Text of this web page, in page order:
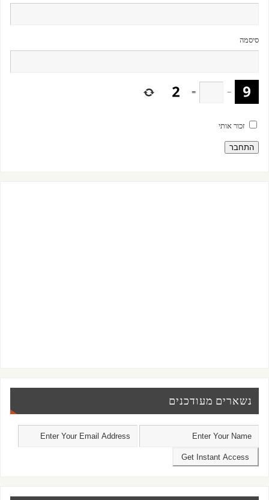
סיסמה
−
=
זכור אותי
התחבר
נשארים מעודכנים